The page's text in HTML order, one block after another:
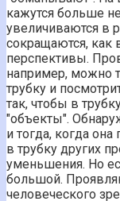
кажутся больше
увеличиваются в
сокращаются, как
перспективы.
например, можно
трубку и
так, чтобы в
"объекты".
и тогда, когда
в трубку других
уменьшения. Но
большой.
человеческого